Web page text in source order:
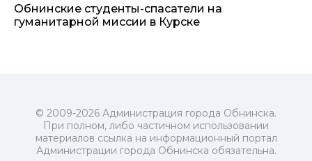
Обнинские студенты-спасатели на
гуманитарной миссии в Курске
© 2009-2026 Администрация города Обнинска.
При полном, либо частичном использовании
материалов ссылка на информационный портал
Администрации города Обнинска обязательна.